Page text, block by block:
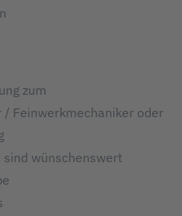
zum
/ Feinwerkmechaniker oder
wünschenswert